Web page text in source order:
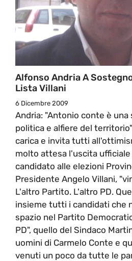
Alfonso Andria A
Lista Villani
6 Dicembre 2009
Andria: "Antonio conte è una
politica e alfiere del
carica e invita tutti
molto attesa l'uscita
candidato alle elezioni
Presidente Angelo Villani,
L'altro Partito. L'altro PD.
insieme tutti i candidati che
spazio nel Partito
PD", quello del Sindaco
uomini di Carmelo Conte e
venuti un poco da tutte le